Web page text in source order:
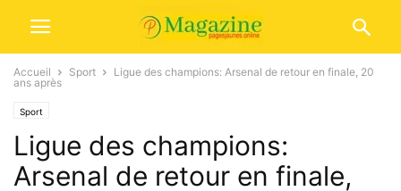
Accueil Sport
Ligue des champions: Arsenal de retour en finale, 20
ans après
Sport
Ligue des champions:
Arsenal de retour en finale,